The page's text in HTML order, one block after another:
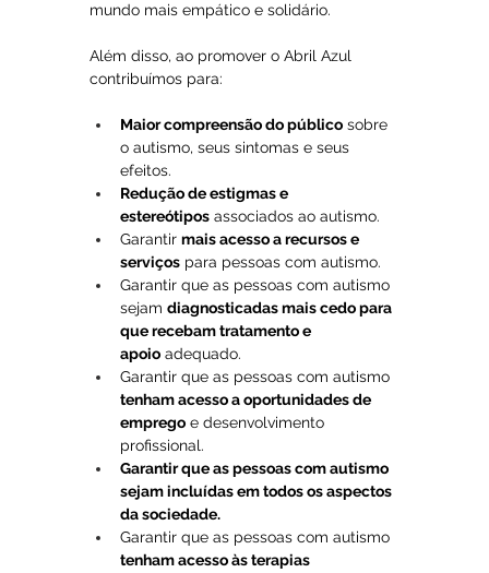
mundo mais empático e solidário.
Além disso, ao promover o Abril Azul
contribuímos para:
Maior compreensão do público sobre
o autismo, seus sintomas e seus
efeitos.
Redução de estigmas e
estereótipos associados ao autismo.
Garantir mais acesso a recursos e
serviços para pessoas com autismo.
Garantir que as pessoas com autismo
sejam diagnosticadas mais cedo para
que recebam tratamento e
apoio adequado.
Garantir que as pessoas com autismo
tenham acesso a oportunidades de
emprego e desenvolvimento
profissional.
Garantir que as pessoas com autismo
sejam incluídas em todos os aspectos
da sociedade.
Garantir que as pessoas com autismo
tenham acesso às terapias